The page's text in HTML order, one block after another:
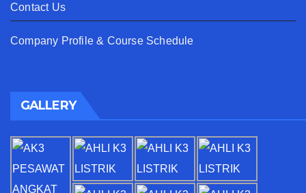
Contact Us
Company Profile & Course Schedule
GALLERY